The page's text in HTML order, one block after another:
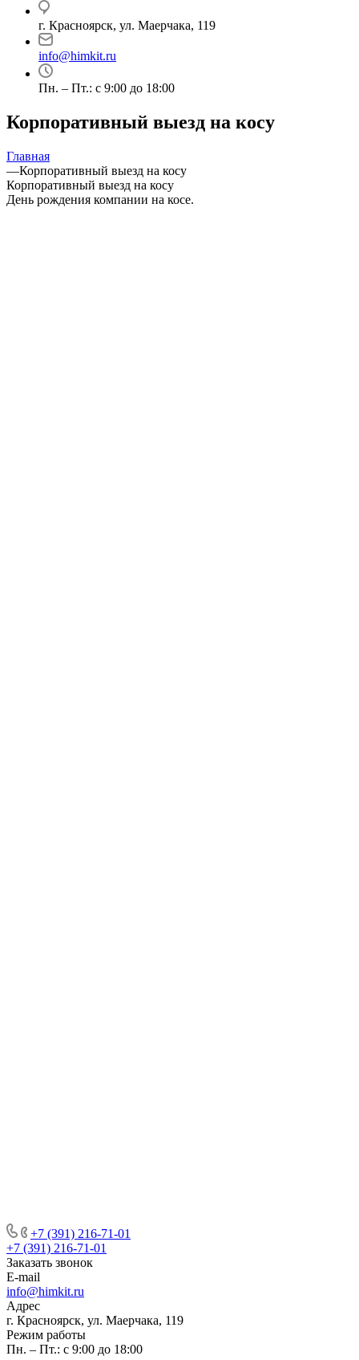
г. Красноярск, ул. Маерчака, 119
info@himkit.ru
Пн. – Пт.: с 9:00 до 18:00
Корпоративный выезд на косу
Главная
—Корпоративный выезд на косу
Корпоративный выезд на косу
День рождения компании на косе.
+7 (391) 216-71-01
+7 (391) 216-71-01
Заказать звонок
E-mail
info@himkit.ru
Адрес
г. Красноярск, ул. Маерчака, 119
Режим работы
Пн. – Пт.: с 9:00 до 18:00